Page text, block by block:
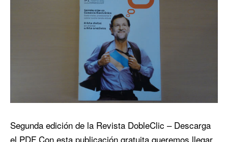
Segunda edición de la Revista DobleClic – Descarga
el PDF Con esta publicación gratuita queremos llegar